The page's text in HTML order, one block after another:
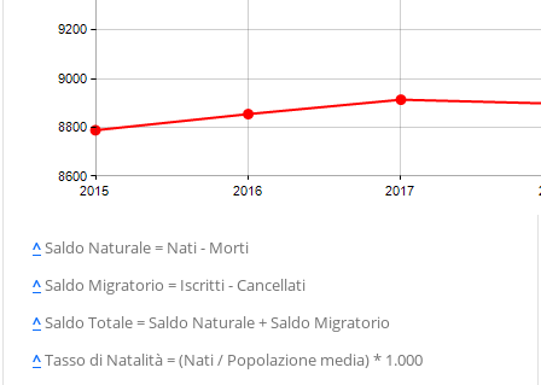
^Saldo Naturale = Nati - Morti
^Saldo Migratorio = Iscritti - Cancellati
^Saldo Totale = Saldo Naturale + Saldo Migratorio
^Tasso di Natalità = (Nati / Popolazione media) * 1.000